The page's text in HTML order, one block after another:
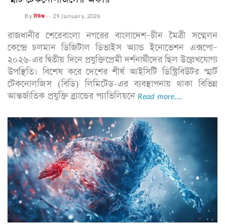
Byনিউজ -- 29 January, 2026
রাজধানীর শেরেবাংলা নগরের বাংলাদেশ–চীন মৈত্রী সম্মেলন
কেন্দ্রে চলমান ডিজিটাল ডিভাইস অ্যান্ড ইনোভেশন এক্সপো–
২০২৬-এর দ্বিতীয় দিনে প্রযুক্তিপ্রেমী দর্শনার্থীদের ছিল উল্লেখযোগ্য
উপস্থিতি। বিশেষ করে দেশের শীর্ষ আইসিটি ডিস্ট্রিবিউটর স্মার্ট
টেকনোলজিস (বিডি) লিমিটেড-এর ব্যবস্থাপনায় থাকা বিভিন্ন
আন্তর্জাতিক প্রযুক্তি ব্র্যান্ডের প্যাভিলিয়নে Read more...